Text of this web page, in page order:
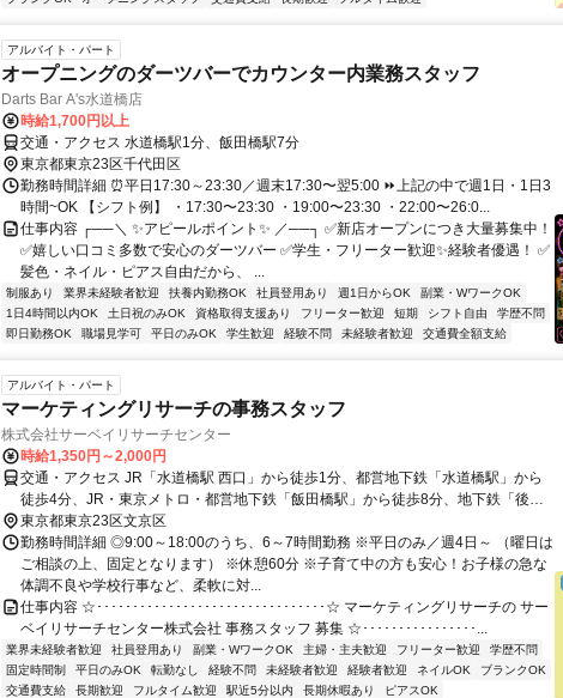
アルバイト・パート
オープニングのダーツバーでカウンター内業務スタッフ
Darts Bar A's水道橋店
時給1,700円以上
交通・アクセス 水道橋駅1分、飯田橋駅7分
東京都東京23区千代田区
勤務時間詳細 ⏰平日17:30～23:30／週末17:30〜翌5:00 ⏩上記の中で週1日・1日3
時間~OK 【シフト例】 ・17:30〜23:30 ・19:00〜23:30 ・22:00〜26:0...
仕事内容 ┌──＼ ✨アピールポイント✨ ／──┐ ✅新店オープンにつき大量募集中！
✅嬉しい口コミ多数で安心のダーツバー ✅学生・フリーター歓迎✨経験者優遇！ ✅
髪色・ネイル・ピアス自由だから、 ...
制服あり 業界未経験者歓迎 扶養内勤務OK 社員登用あり 週1日からOK
副業・WワークOK
1日4時間以内OK
土日祝のみOK 資格取得支援あり フリーター歓迎 短期 シフト自由
学歴不問
即日勤務OK
職場見学可 平日のみOK 学生歓迎 経験不問 未経験者歓迎 交通費全額支給
アルバイト・パート
マーケティングリサーチの事務スタッフ
株式会社サーベイリサーチセンター
時給1,350円～2,000円
交通・アクセス JR「水道橋駅 西口」から徒歩1分、都営地下鉄「水道橋駅」から
徒歩4分、JR・東京メトロ・都営地下鉄「飯田橋駅」から徒歩8分、地下鉄「後楽
園駅」から徒歩9分
東京都東京23区文京区
勤務時間詳細 ◎9:00～18:00のうち、6～7時間勤務 ※平日のみ／週4日～ （曜日は
ご相談の上、固定となります） ※休憩60分 ※子育て中の方も安心！お子様の急な
体調不良や学校行事など、柔軟に対...
仕事内容 ☆････････････････････････････････☆ マーケティングリサーチの サー
ベイリサーチセンター株式会社 事務スタッフ 募集 ☆････････････････...
業界未経験者歓迎 社員登用あり 副業・WワークOK 主婦・主夫歓迎 フリーター歓迎
学歴不問
固定時間制
平日のみOK 転勤なし 経験不問 未経験者歓迎 経験者歓迎 ネイルOK
ブランクOK
交通費支給
長期歓迎 フルタイム歓迎 駅近5分以内 長期休暇あり ピアスOK